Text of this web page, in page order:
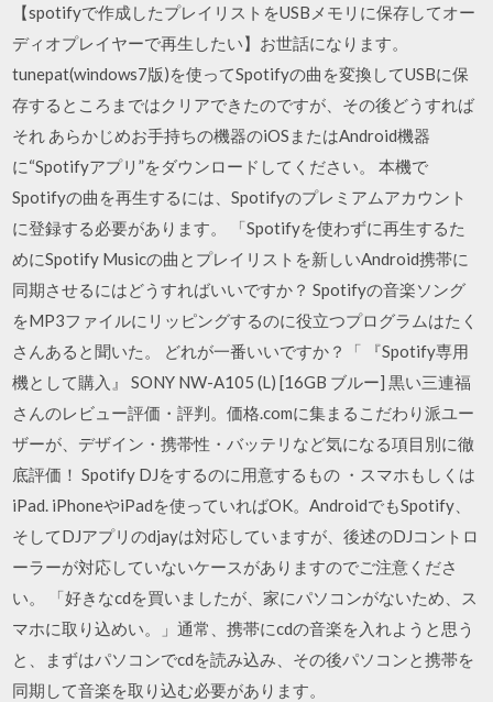
【spotifyで作成したプレイリストをUSBメモリに保存してオー
ディオプレイヤーで再生したい】お世話になります。
tunepat(windows7版)を使ってSpotifyの曲を変換してUSBに保
存するところまではクリアできたのですが、その後どうすれば
それ あらかじめお手持ちの機器のiOSまたはAndroid機器
に“Spotifyアプリ”をダウンロードしてください。 本機で
Spotifyの曲を再生するには、Spotifyのプレミアムアカウント
に登録する必要があります。 「Spotifyを使わずに再生するた
めにSpotify Musicの曲とプレイリストを新しいAndroid携帯に
同期させるにはどうすればいいですか？ Spotifyの音楽ソング
をMP3ファイルにリッピングするのに役立つプログラムはたく
さんあると聞いた。 どれが一番いいですか？「 『Spotify専用
機として購入』 SONY NW-A105 (L) [16GB ブルー] 黒い三連福
さんのレビュー評価・評判。価格.comに集まるこだわり派ユー
ザーが、デザイン・携帯性・バッテリなど気になる項目別に徹
底評価！ Spotify DJをするのに用意するもの ・スマホもしくは
iPad. iPhoneやiPadを使っていればOK。AndroidでもSpotify、
そしてDJアプリのdjayは対応していますが、後述のDJコントロ
ーラーが対応していないケースがありますのでご注意くださ
い。 「好きなcdを買いましたが、家にパソコンがないため、ス
マホに取り込めい。」通常、携帯にcdの音楽を入れようと思う
と、まずはパソコンでcdを読み込み、その後パソコンと携帯を
同期して音楽を取り込む必要があります。